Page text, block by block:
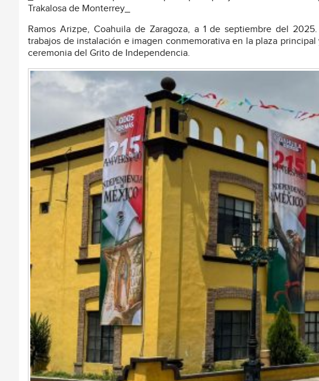
Trakalosa de Monterrey_
Ramos Arizpe, Coahuila de Zaragoza, a 1 de septiembre del
trabajos de instalación e imagen conmemorativa en la plaza
ceremonia del Grito de Independencia.